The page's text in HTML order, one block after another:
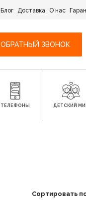
Блог Доставка О нас
ОБРАТНЫЙ ЗВОНОК
ТЕЛЕФОНЫ ДЕТСКИЙ
Сортировать